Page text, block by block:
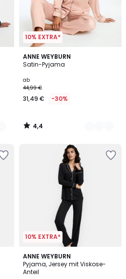
10% EXTRA*
ANNE WEYBURN
Satin-Pyjama
ab
44,99 €
31,49 € -30%
4,4
/ 5
3
Farben
4,4
/
10% EXTRA*
ANNE WEYBURN
Pyjama, Jersey mit Viskose-
Anteil
4,5
/ 5
2
Farben